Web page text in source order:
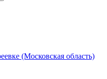
(Московская область)